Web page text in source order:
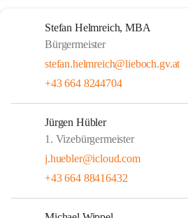
Stefan Helmreich, MBA
Bürgermeister
stefan.helmreich@lieboch.gv.at
+43 664 8244704
Jürgen Hübler
1. Vizebürgermeister
j.huebler@icloud.com
+43 664 88416432